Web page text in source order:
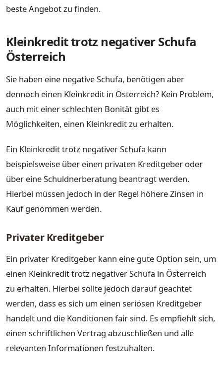
beste Angebot zu finden.
Kleinkredit trotz negativer Schufa
Österreich
Sie haben eine negative Schufa, benötigen aber
dennoch einen Kleinkredit in Österreich? Kein Problem,
auch mit einer schlechten Bonität gibt es
Möglichkeiten, einen Kleinkredit zu erhalten.
Ein Kleinkredit trotz negativer Schufa kann
beispielsweise über einen privaten Kreditgeber oder
über eine Schuldnerberatung beantragt werden.
Hierbei müssen jedoch in der Regel höhere Zinsen in
Kauf genommen werden.
Privater Kreditgeber
Ein privater Kreditgeber kann eine gute Option sein, um
einen Kleinkredit trotz negativer Schufa in Österreich
zu erhalten. Hierbei sollte jedoch darauf geachtet
werden, dass es sich um einen seriösen Kreditgeber
handelt und die Konditionen fair sind. Es empfiehlt sich,
einen schriftlichen Vertrag abzuschließen und alle
relevanten Informationen festzuhalten.